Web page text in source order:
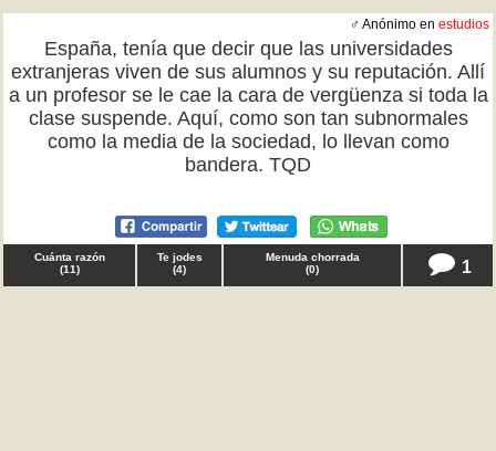
♂ Anónimo en estudios
España, tenía que decir que las universidades
extranjeras viven de sus alumnos y su reputación. Allí
a un profesor se le cae la cara de vergüenza si toda la
clase suspende. Aquí, como son tan subnormales
como la media de la sociedad, lo llevan como
bandera. TQD
Cuánta razón
(11)
Te jodes
(4)
Menuda chorrada
(0) 1